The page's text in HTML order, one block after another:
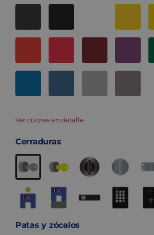
Ver colores en detalle
Cerraduras
Patas y zócalos